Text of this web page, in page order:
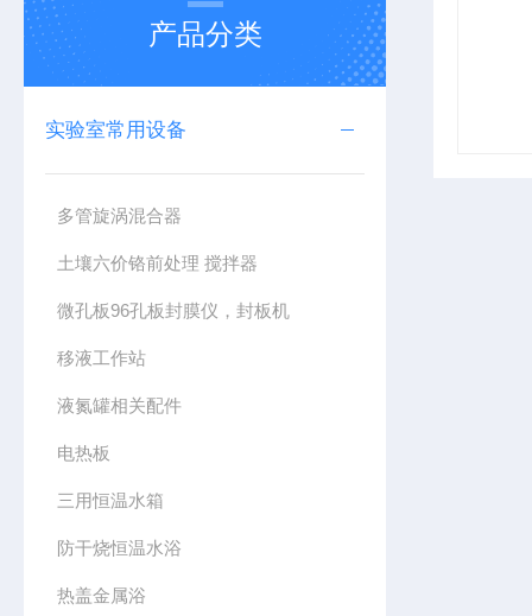
产品分类
实验室常用设备
多管旋涡混合器
土壤六价铬前处理 搅拌器
微孔板96孔板封膜仪，封板机
移液工作站
液氮罐相关配件
电热板
三用恒温水箱
防干烧恒温水浴
热盖金属浴